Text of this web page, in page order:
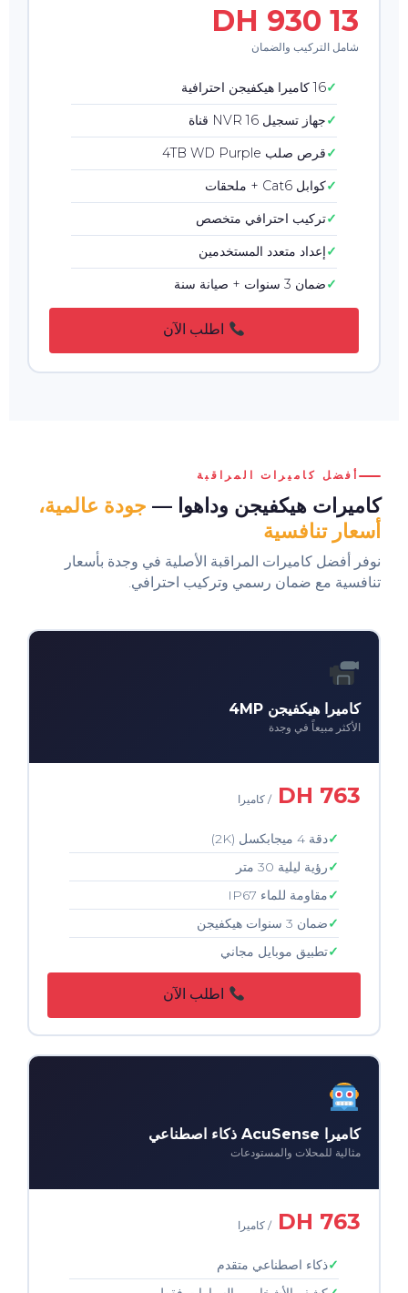
13 930 DH
شامل التركيب والضمان
16 كاميرا هيكفيجن احترافية
جهاز تسجيل NVR 16 قناة
قرص صلب 4TB WD Purple
كوابل Cat6 + ملحقات
تركيب احترافي متخصص
إعداد متعدد المستخدمين
ضمان 3 سنوات + صيانة سنة
اطلب الآن
أفضل كاميرات المراقبة
كاميرات هيكفيجن وداهوا — جودة عالمية،
أسعار تنافسية
نوفر أفضل كاميرات المراقبة الأصلية في وجدة بأسعار
تنافسية مع ضمان رسمي وتركيب احترافي.
كاميرا هيكفيجن 4MP
الأكثر مبيعاً في وجدة
763 DH / كاميرا
دقة 4 ميجابكسل (2K)
رؤية ليلية 30 متر
مقاومة للماء IP67
ضمان 3 سنوات هيكفيجن
تطبيق موبايل مجاني
اطلب الآن
كاميرا AcuSense ذكاء اصطناعي
مثالية للمحلات والمستودعات
763 DH / كاميرا
ذكاء اصطناعي متقدم